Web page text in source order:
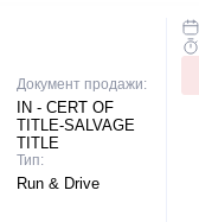
Документ продажи:
IN - CERT OF
TITLE-SALVAGE
TITLE
Тип:
Run & Drive